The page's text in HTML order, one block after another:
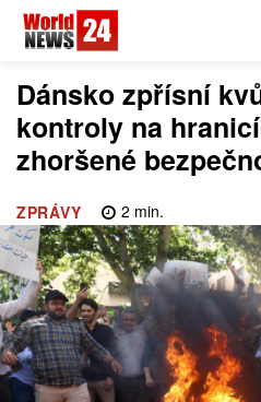
Dánsko zpřísní
kontroly na
zhoršené
ZPRÁVY 2 min.